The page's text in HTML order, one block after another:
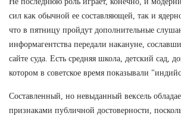
сил как обычной ее составляющей, так и
что в пятницу пройдут дополнительные
информагентства передали накануне,
сайте суда. Есть средняя школа, детский сад,
котором в советское время показывали
Составленный, но невыданный вексель
признаками публичной достоверности,